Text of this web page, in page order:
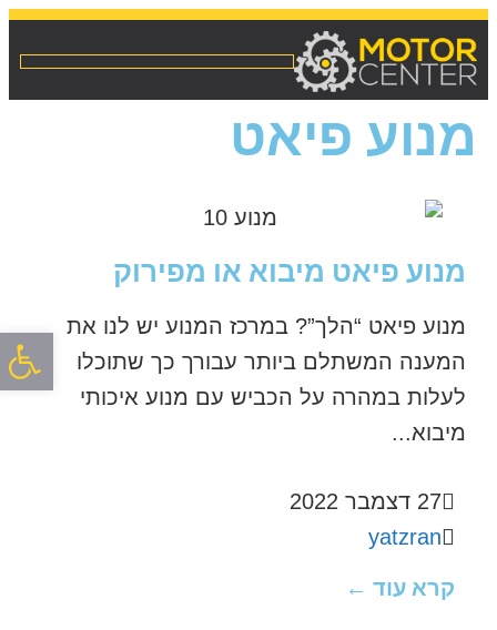
פתח
מנוע פיאט
מנוע פיאט מיבוא או מפירוק
מנוע פיאט “הלך”? במרכז המנוע יש לנו את
המענה המשתלם ביותר עבורך כך שתוכלו
לעלות במהרה על הכביש עם מנוע איכותי
מיבוא...
27 דצמבר 2022
yatzran
קרא עוד ←